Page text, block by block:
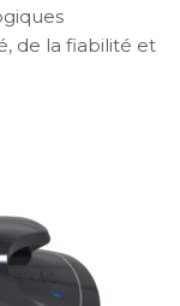
de la fiabilité et